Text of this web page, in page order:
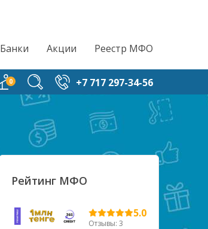
Банки Акции Реестр МФО
+7 717 297-34-56
Рейтинг МФО
5.0
Отзывы: 3